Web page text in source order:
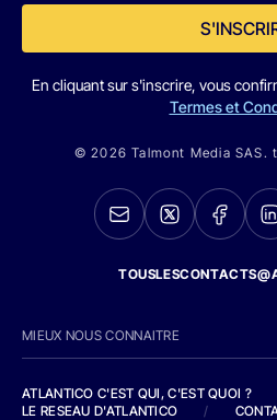
En cliquant sur s'inscrire, vous
Termes et
© 2026 Talmont Media SAS.
MIEUX NOUS CONNAITRE
ATLANTICO C'EST QUI, C'EST QUOI ?
LE RESEAU D'ATLANTICO
/